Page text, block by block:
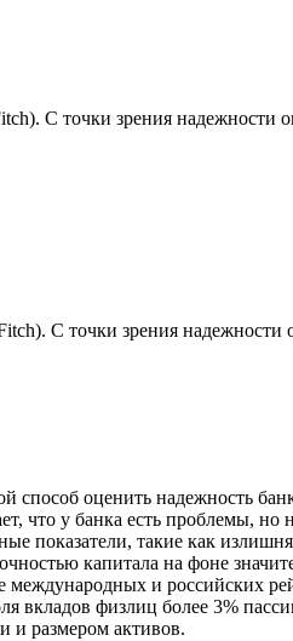
С точки зрения надежности
С точки зрения
способ оценить надежность
что у банка есть проблемы,
показатели, такие как
капитала на фоне
и российских
вкладов физлиц более 3%
и размером активов.